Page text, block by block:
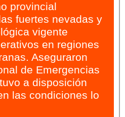
provincial
fuertes nevadas y
vigente
en regiones
Aseguraron
de Emergencias
a disposición
las condiciones lo